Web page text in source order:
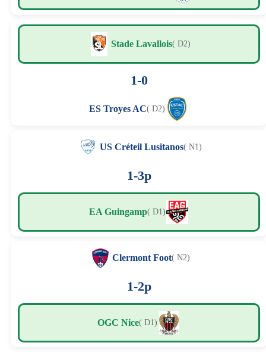
Stade Lavallois( D2)
1-0
ES Troyes AC( D2)
US Créteil Lusitanos( N1)
1-3p
EA Guingamp( D1)
Clermont Foot( N2)
1-2p
OGC Nice( D1)